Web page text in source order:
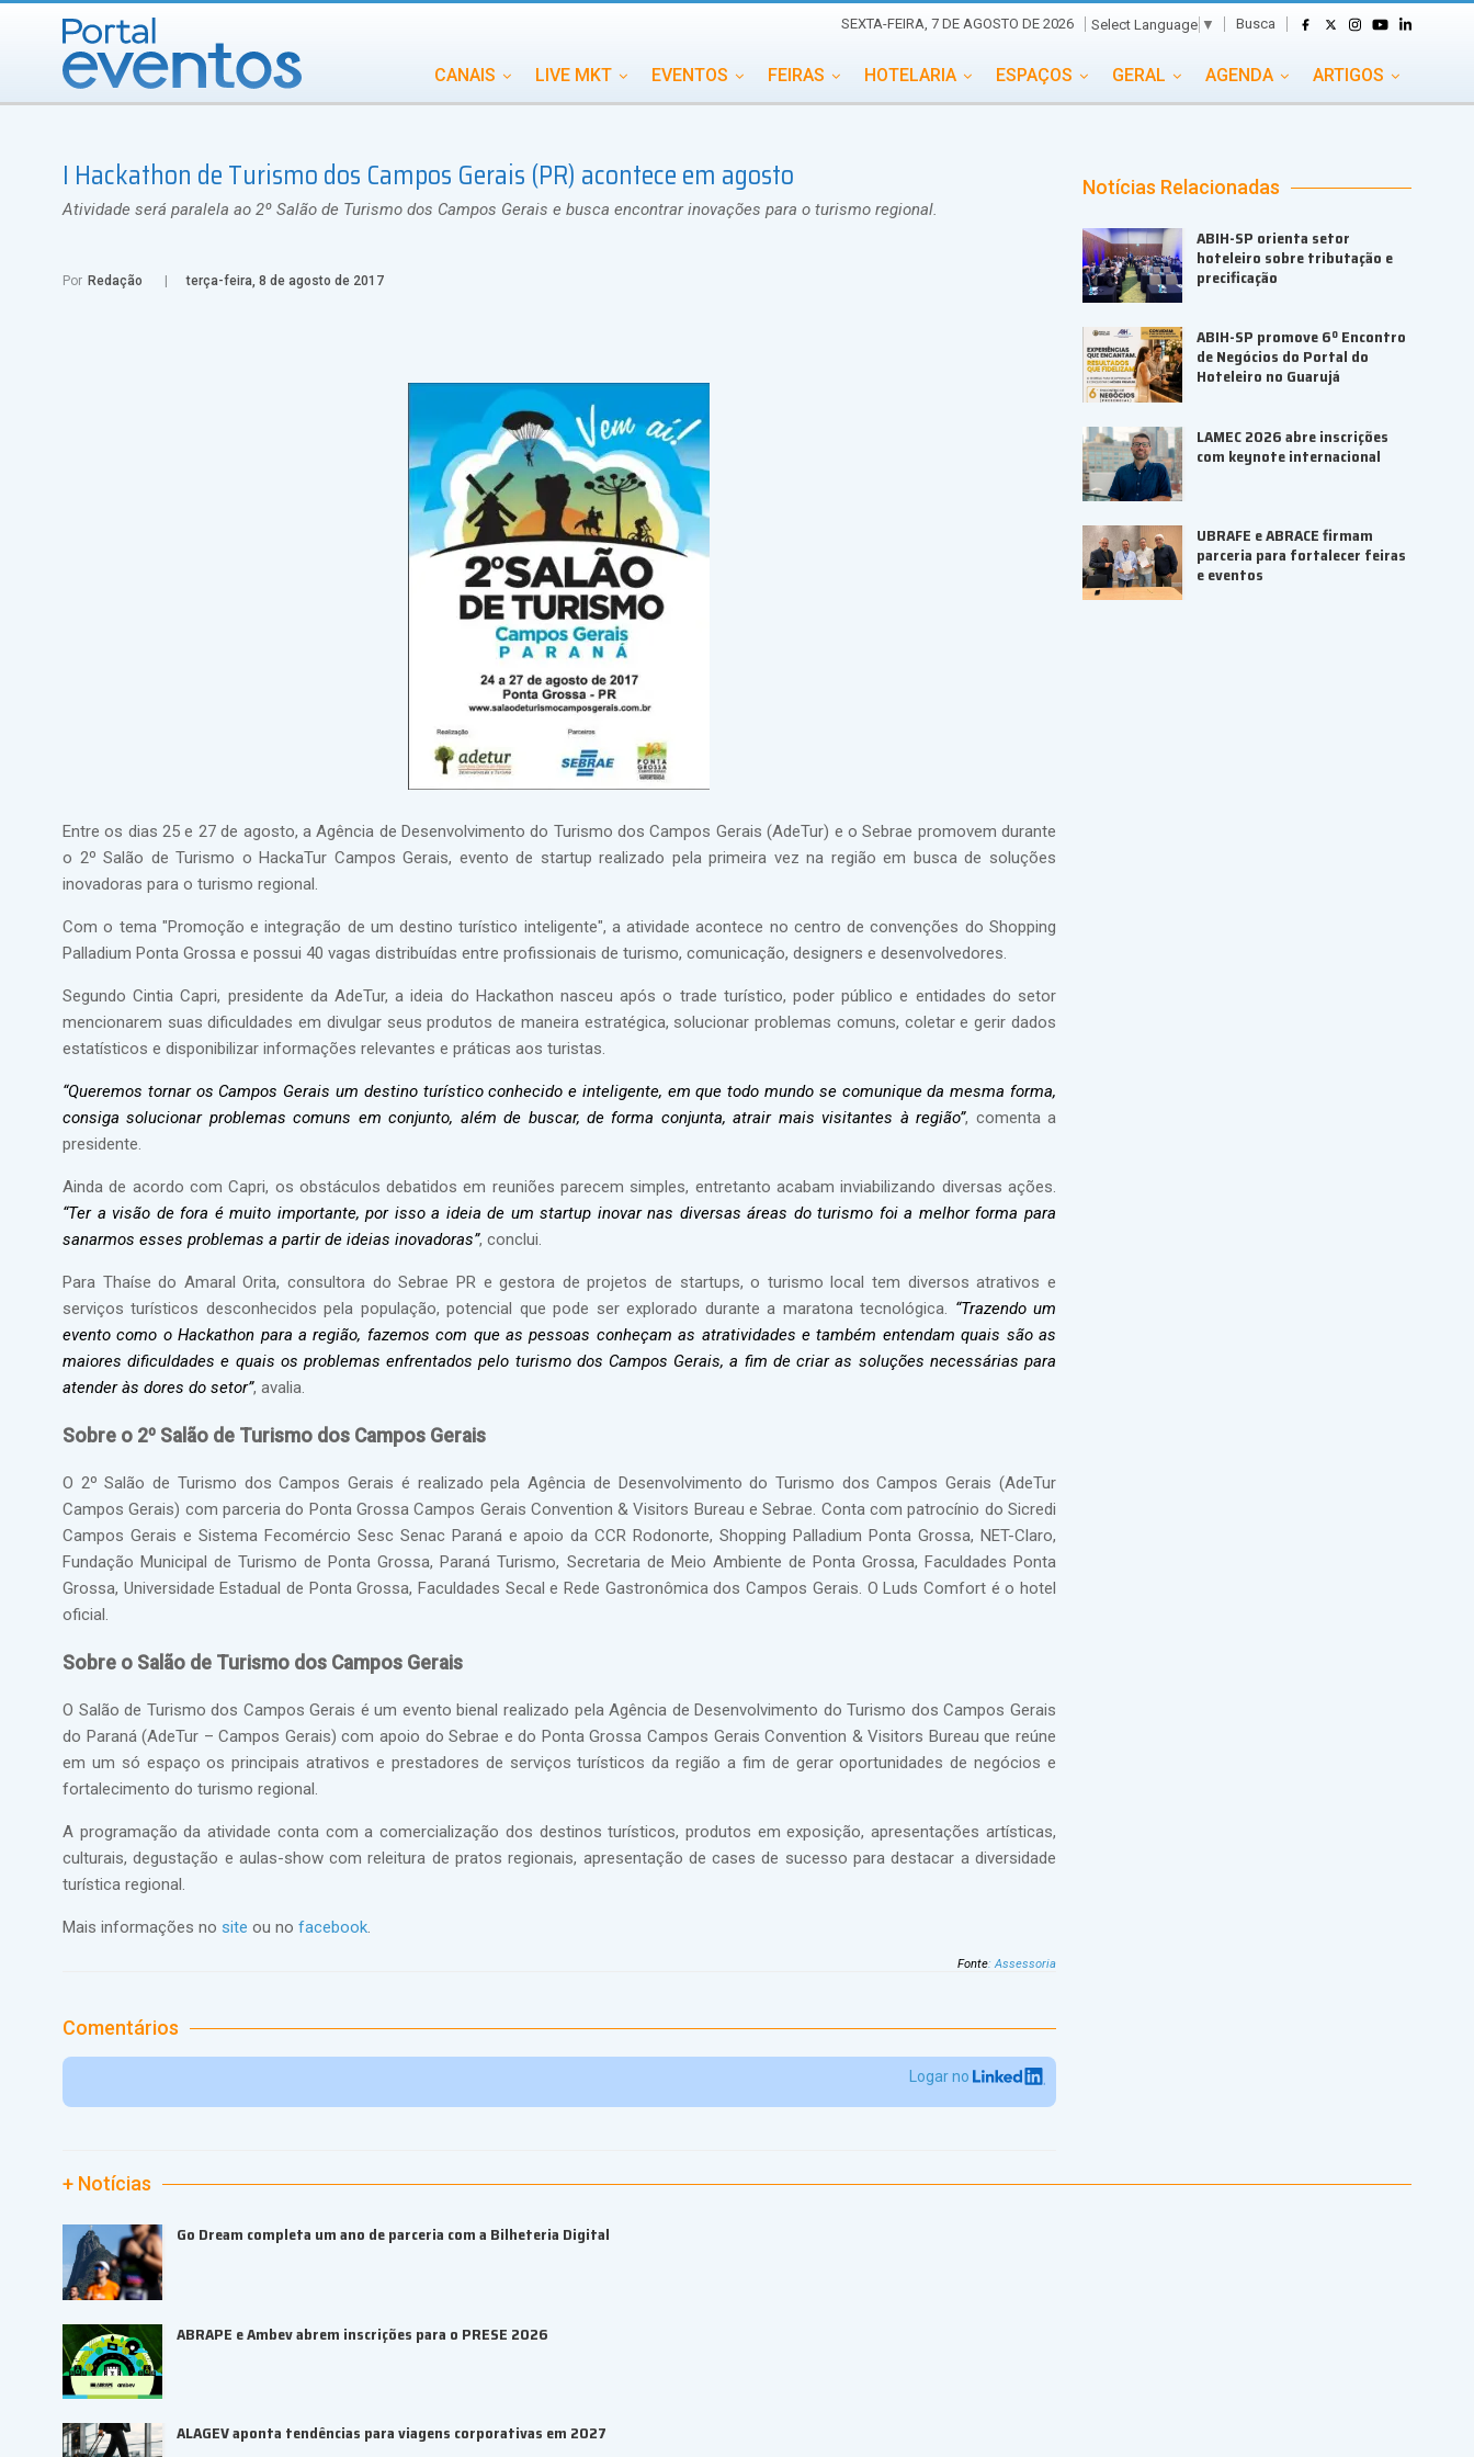
SEXTA-FEIRA, 7 DE AGOSTO DE 2026 Select Language ▼ Busca
CANAIS LIVE MKT EVENTOS FEIRAS HOTELARIA ESPAÇOS GERAL AGENDA ARTIGOS
INCENTIVOS INTERNACIONAL MEMORIAL DE EVENTOS PORTAL EVENTOS TV TRANSPORTES
TURISMO VAI E VEM
I Hackathon de Turismo dos Campos Gerais (PR) acontece em agosto
Atividade será paralela ao 2º Salão de Turismo dos Campos Gerais e busca encontrar inovações para o turismo regional.
Por Redação terça-feira, 8 de agosto de 2017
Entre os dias 25 e 27 de agosto, a Agência de Desenvolvimento do Turismo dos Campos Gerais (AdeTur) e o Sebrae promovem durante
o 2º Salão de Turismo o HackaTur Campos Gerais, evento de startup realizado pela primeira vez na região em busca de soluções
inovadoras para o turismo regional.
Com o tema "Promoção e integração de um destino turístico inteligente", a atividade acontece no centro de convenções do Shopping
Palladium Ponta Grossa e possui 40 vagas distribuídas entre profissionais de turismo, comunicação, designers e desenvolvedores.
Segundo Cintia Capri, presidente da AdeTur, a ideia do Hackathon nasceu após o trade turístico, poder público e entidades do setor
mencionarem suas dificuldades em divulgar seus produtos de maneira estratégica, solucionar problemas comuns, coletar e gerir dados
estatísticos e disponibilizar informações relevantes e práticas aos turistas.
“Queremos tornar os Campos Gerais um destino turístico conhecido e inteligente, em que todo mundo se comunique da mesma forma,
consiga solucionar problemas comuns em conjunto, além de buscar, de forma conjunta, atrair mais visitantes à região”, comenta a
presidente.
Ainda de acordo com Capri, os obstáculos debatidos em reuniões parecem simples, entretanto acabam inviabilizando diversas ações.
“Ter a visão de fora é muito importante, por isso a ideia de um startup inovar nas diversas áreas do turismo foi a melhor forma para
sanarmos esses problemas a partir de ideias inovadoras”, conclui.
Para Thaíse do Amaral Orita, consultora do Sebrae PR e gestora de projetos de startups, o turismo local tem diversos atrativos e
serviços turísticos desconhecidos pela população, potencial que pode ser explorado durante a maratona tecnológica. “Trazendo um
evento como o Hackathon para a região, fazemos com que as pessoas conheçam as atratividades e também entendam quais são as
maiores dificuldades e quais os problemas enfrentados pelo turismo dos Campos Gerais, a fim de criar as soluções necessárias para
atender às dores do setor”, avalia.
Sobre o 2º Salão de Turismo dos Campos Gerais
O 2º Salão de Turismo dos Campos Gerais é realizado pela Agência de Desenvolvimento do Turismo dos Campos Gerais (AdeTur
Campos Gerais) com parceria do Ponta Grossa Campos Gerais Convention & Visitors Bureau e Sebrae. Conta com patrocínio do Sicredi
Campos Gerais e Sistema Fecomércio Sesc Senac Paraná e apoio da CCR Rodonorte, Shopping Palladium Ponta Grossa, NET-Claro,
Fundação Municipal de Turismo de Ponta Grossa, Paraná Turismo, Secretaria de Meio Ambiente de Ponta Grossa, Faculdades Ponta
Grossa, Universidade Estadual de Ponta Grossa, Faculdades Secal e Rede Gastronômica dos Campos Gerais. O Luds Comfort é o hotel
oficial.
Sobre o Salão de Turismo dos Campos Gerais
O Salão de Turismo dos Campos Gerais é um evento bienal realizado pela Agência de Desenvolvimento do Turismo dos Campos Gerais
do Paraná (AdeTur – Campos Gerais) com apoio do Sebrae e do Ponta Grossa Campos Gerais Convention & Visitors Bureau que reúne
em um só espaço os principais atrativos e prestadores de serviços turísticos da região a fim de gerar oportunidades de negócios e
fortalecimento do turismo regional.
A programação da atividade conta com a comercialização dos destinos turísticos, produtos em exposição, apresentações artísticas,
culturais, degustação e aulas-show com releitura de pratos regionais, apresentação de cases de sucesso para destacar a diversidade
turística regional.
Mais informações no site ou no facebook.
Fonte:Assessoria
Comentários
Logar no
Notícias Relacionadas
ABIH-SP orienta setor
hoteleiro sobre tributação e
precificação
ABIH-SP promove 6º Encontro
de Negócios do Portal do
Hoteleiro no Guarujá
LAMEC 2026 abre inscrições
com keynote internacional
UBRAFE e ABRACE firmam
parceria para fortalecer feiras
e eventos
+ Notícias
Go Dream completa um ano de parceria com a Bilheteria Digital
ABRAPE e Ambev abrem inscrições para o PRESE 2026
ALAGEV aponta tendências para viagens corporativas em 2027